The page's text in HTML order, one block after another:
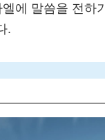
에 말씀을 전하
.